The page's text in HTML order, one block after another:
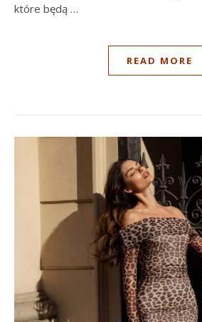
które będą …
READ MORE